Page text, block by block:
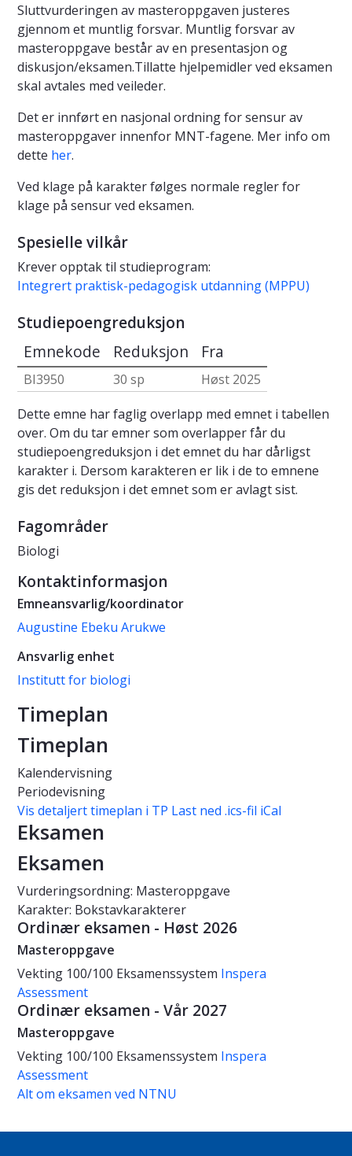
Sluttvurderingen av masteroppgaven justeres
gjennom et muntlig forsvar. Muntlig forsvar av
masteroppgave består av en presentasjon og
diskusjon/eksamen.Tillatte hjelpemidler ved eksamen
skal avtales med veileder.
Det er innført en nasjonal ordning for sensur av
masteroppgaver innenfor MNT-fagene. Mer info om
dette her.
Ved klage på karakter følges normale regler for
klage på sensur ved eksamen.
Spesielle vilkår
Krever opptak til studieprogram:
Integrert praktisk-pedagogisk utdanning (MPPU)
Studiepoengreduksjon
Emnekode Reduksjon Fra
BI3950 30 sp
Høst 2025
Dette emne har faglig overlapp med emnet i tabellen
over. Om du tar emner som overlapper får du
studiepoengreduksjon i det emnet du har dårligst
karakter i. Dersom karakteren er lik i de to emnene
gis det reduksjon i det emnet som er avlagt sist.
Fagområder
Biologi
Kontaktinformasjon
Emneansvarlig/koordinator
Augustine Ebeku Arukwe
Ansvarlig enhet
Institutt for biologi
Timeplan
Timeplan
Kalendervisning
Periodevisning
Vis detaljert timeplan i TP Last ned .ics-fil iCal
Eksamen
Eksamen
Vurderingsordning: Masteroppgave
Karakter: Bokstavkarakterer
Ordinær eksamen - Høst 2026
Masteroppgave
Vekting 100/100 Eksamenssystem Inspera
Assessment
Ordinær eksamen - Vår 2027
Masteroppgave
Vekting 100/100 Eksamenssystem Inspera
Assessment
Alt om eksamen ved NTNU